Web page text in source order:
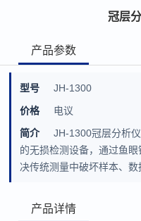
冠层
产品参数
型号
JH-1300
价格
电议
简介
JH-1300冠层分析
的无损检测设备，通过鱼
决传统测量中破坏样本、数
产品详情